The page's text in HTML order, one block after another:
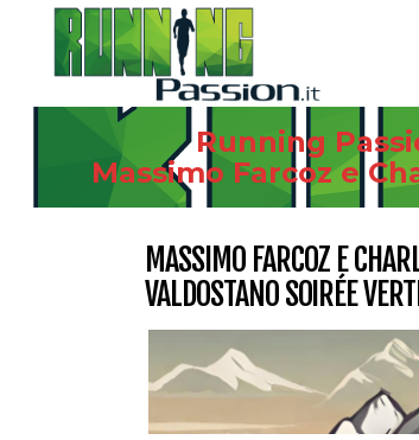
Running
Massimo Farcoz e
MASSIMO FARCOZ E
VALDOSTANO SOIRÉE